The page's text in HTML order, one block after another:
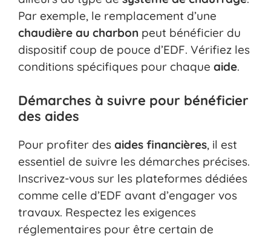
Par exemple, le remplacement d’une
chaudière au charbon peut bénéficier du
dispositif coup de pouce d’EDF. Vérifiez les
conditions spécifiques pour chaque aide.
Démarches à suivre pour bénéficier
des aides
Pour profiter des aides financières, il est
essentiel de suivre les démarches précises.
Inscrivez-vous sur les plateformes dédiées
comme celle d’EDF avant d’engager vos
travaux. Respectez les exigences
réglementaires pour être certain de